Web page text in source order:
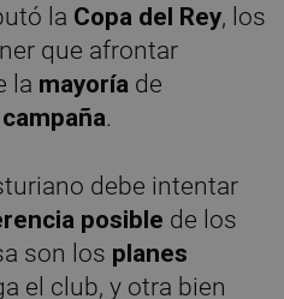
la Copa del Rey, los
que afrontar
la mayoría de
.
debe intentar
posible de los
son los planes
el club, y otra bien